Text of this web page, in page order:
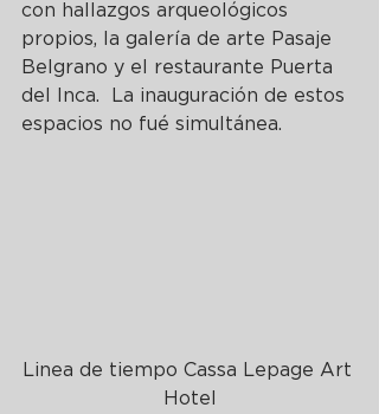
con hallazgos arqueológicos
propios, la galería de arte Pasaje
Belgrano y el restaurante Puerta
del Inca.  La inauguración de estos
espacios no fué simultánea.
Linea de tiempo Cassa Lepage Art
Hotel